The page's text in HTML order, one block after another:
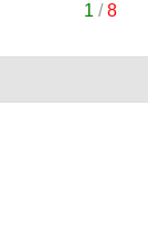
1 /8